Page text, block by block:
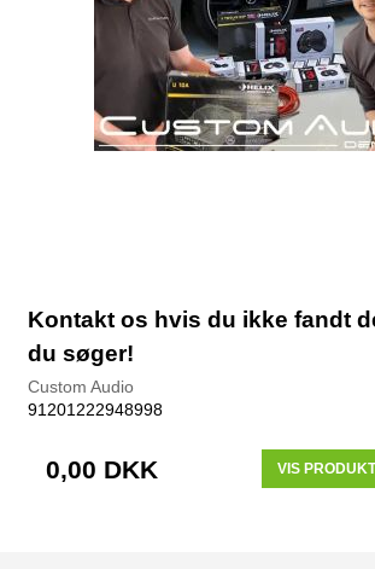
Kontakt os hvis du ikke fandt
du søger!
Custom Audio
91201222948998
0,00 DKK VIS PRODUKT